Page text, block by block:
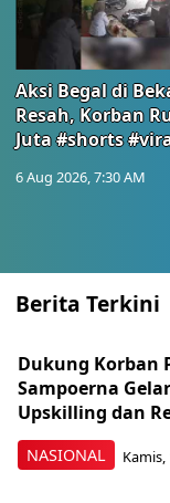
Aksi Begal di
Resah, Korban
Juta #shorts
6 Aug 2026, 7:30 AM
Berita Terkini
NASIONAL
Dukung Korban
Sampoerna
Upskilling dan
Kamis,